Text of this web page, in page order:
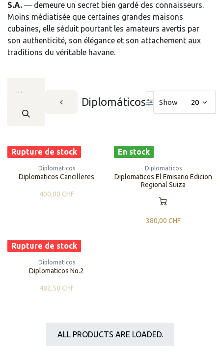
S.A. — demeure un secret bien gardé des connaisseurs.
Moins médiatisée que certaines grandes maisons
cubaines, elle séduit pourtant les amateurs avertis par
son authenticité, son élégance et son attachement aux
traditions du véritable havane.
Diplomáticos Show 20
Rupture de stock
Diplomaticos
Diplomaticos Cancilleres
400,00 CHF
En stock
Diplomaticos
​​Diplomaticos El Emisario Edicion
Regional Suiza
380,00 CHF
Rupture de stock
Diplomaticos
Diplomaticos No.2
482,50 CHF
ALL PRODUCTS ARE LOADED.